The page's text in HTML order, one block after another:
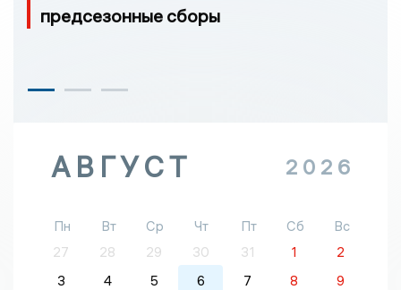
предсезонные сборы
АВГУСТ 2026
Пн Вт Ср Чт Пт Сб
Вс
27
28 29 30 31 1
2
3
4 5 6 7 8
9